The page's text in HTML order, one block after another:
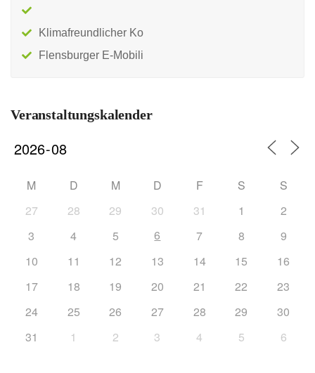
Klimafreundlicher Ko
Flensburger E-Mobili
Veranstaltungskalender
M D M D F S
S
27
28 29 30 31 1
2
3
4 5 6 7 8
9
10
11 12 13 14 15
16
17
18 19 20 21 22
23
24
25 26 27 28 29
30
31
1 2 3 4 5 6